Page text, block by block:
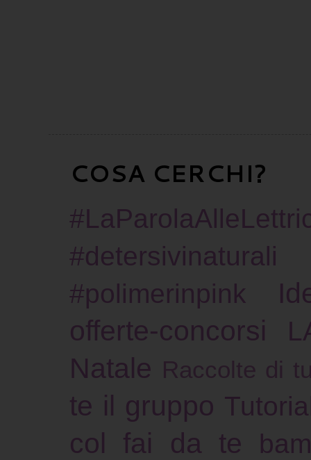
COSA CERCHI?
#detersivinaturali
#polimerinpink
offerte-concorsi
Natale Raccolte di
te il gruppo
col fai da te